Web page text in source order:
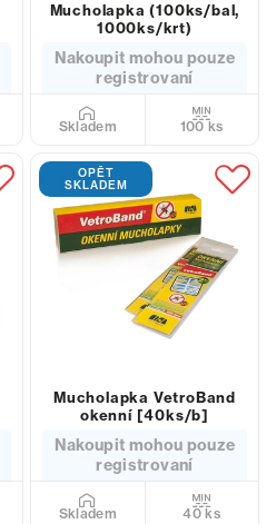
Mucholapka (100ks/bal,
1000ks/krt)
Nakoupit mohou pouze
registrovaní
Skladem 100 ks
OPĚT
SKLADEM
Mucholapka VetroBand
okenní [40ks/b]
Nakoupit mohou pouze
registrovaní
Skladem 40 ks